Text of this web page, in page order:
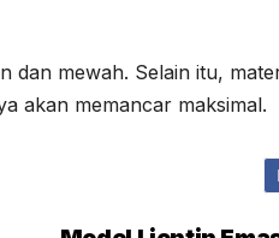
dan mewah. Selain itu,
akan memancar maksimal.